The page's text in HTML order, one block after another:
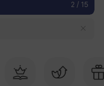
2 / 15